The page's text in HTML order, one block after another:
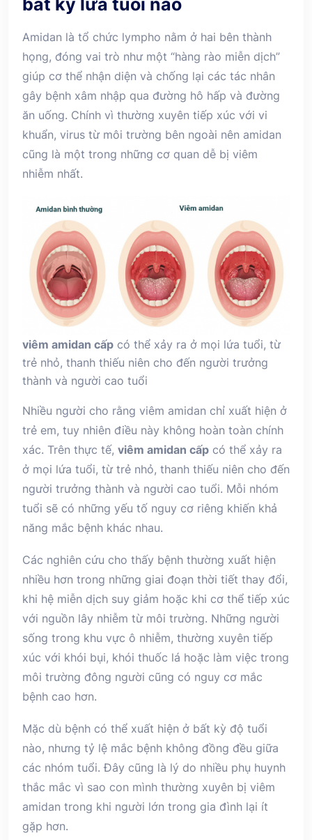
Amidan là tổ chức lympho nằm ở hai bên thành
họng, đóng vai trò như một “hàng rào miễn dịch”
giúp cơ thể nhận diện và chống lại các tác nhân
gây bệnh xâm nhập qua đường hô hấp và đường
ăn uống. Chính vì thường xuyên tiếp xúc với vi
khuẩn, virus từ môi trường bên ngoài nên amidan
cũng là một trong những cơ quan dễ bị viêm
nhiễm nhất.
viêm amidan cấp có thể xảy ra ở mọi lứa tuổi, từ
trẻ nhỏ, thanh thiếu niên cho đến người trưởng
thành và người cao tuổi
Nhiều người cho rằng viêm amidan chỉ xuất hiện ở
trẻ em, tuy nhiên điều này không hoàn toàn chính
xác. Trên thực tế, viêm amidan cấp có thể xảy ra
ở mọi lứa tuổi, từ trẻ nhỏ, thanh thiếu niên cho đến
người trưởng thành và người cao tuổi. Mỗi nhóm
tuổi sẽ có những yếu tố nguy cơ riêng khiến khả
năng mắc bệnh khác nhau.
Các nghiên cứu cho thấy bệnh thường xuất hiện
nhiều hơn trong những giai đoạn thời tiết thay đổi,
khi hệ miễn dịch suy giảm hoặc khi cơ thể tiếp xúc
với nguồn lây nhiễm từ môi trường. Những người
sống trong khu vực ô nhiễm, thường xuyên tiếp
xúc với khói bụi, khói thuốc lá hoặc làm việc trong
môi trường đông người cũng có nguy cơ mắc
bệnh cao hơn.
Mặc dù bệnh có thể xuất hiện ở bất kỳ độ tuổi
nào, nhưng tỷ lệ mắc bệnh không đồng đều giữa
các nhóm tuổi. Đây cũng là lý do nhiều phụ huynh
thắc mắc vì sao con mình thường xuyên bị viêm
amidan trong khi người lớn trong gia đình lại ít
gặp hơn.